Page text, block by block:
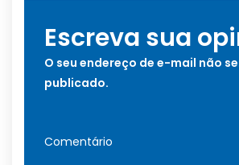
Escreva sua
O seu endereço de e-mail não
publicado.
Comentário